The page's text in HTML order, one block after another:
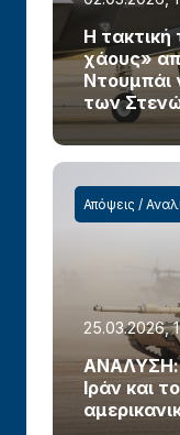
Η
χάους»
Ντουμπάι
των
Απόψεις /
25.03.2026,
ΑΝΑΛΥΣΗ:
Ιράν και